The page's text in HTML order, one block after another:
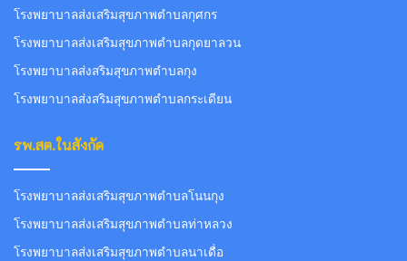
โรงพยาบาลส่งเสริมสุขภาพตำบลกุศกร
โรงพยาบาลส่งเสริมสุขภาพตำบลกุดยาลวน
โรงพยาบาลส่งสริมสุขภาพตำบลกุง
โรงพยาบาลส่งสริมสุขภาพตำบลกระเดียน
รพ.สต.ในสังกัด
โรงพยาบาลส่งเสริมสุขภาพตำบลโนนกุง
โรงพยาบาลส่งเสริมสุขภาพตำบลท่าหลวง
โรงพยาบาลส่งเสริมสุขภาพตำบลนาเดื่อ